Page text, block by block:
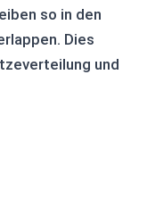
so in den
Dies
und